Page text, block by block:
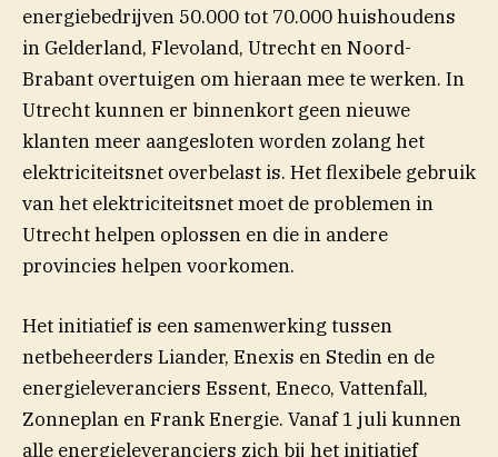
energiebedrijven 50.000 tot 70.000 huishoudens
in Gelderland, Flevoland, Utrecht en Noord-
Brabant overtuigen om hieraan mee te werken. In
Utrecht kunnen er binnenkort geen nieuwe
klanten meer aangesloten worden zolang het
elektriciteitsnet overbelast is. Het flexibele gebruik
van het elektriciteitsnet moet de problemen in
Utrecht helpen oplossen en die in andere
provincies helpen voorkomen.
Het initiatief is een samenwerking tussen
netbeheerders Liander, Enexis en Stedin en de
energieleveranciers Essent, Eneco, Vattenfall,
Zonneplan en Frank Energie. Vanaf 1 juli kunnen
alle energieleveranciers zich bij het initiatief